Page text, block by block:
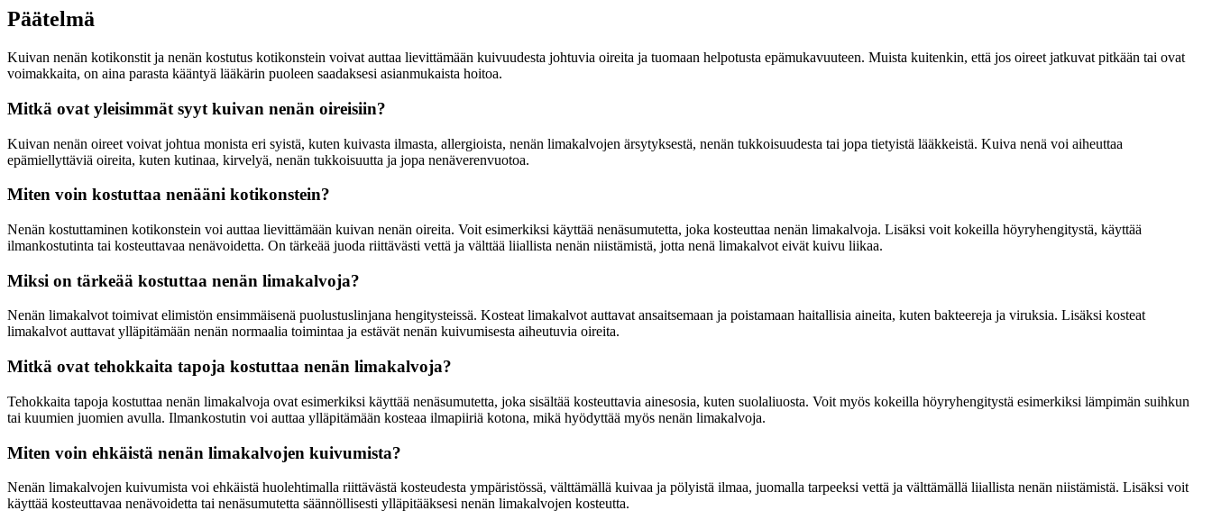
Päätelmä
Kuivan nenän kotikonstit ja nenän kostutus kotikonstein voivat auttaa lievittämään kuivuudesta johtuvia oireita ja tuomaan helpotusta epämukavuuteen. Muista kuitenkin, että jos oireet jatkuvat pitkään tai ovat
voimakkaita, on aina parasta kääntyä lääkärin puoleen saadaksesi asianmukaista hoitoa.
Mitkä ovat yleisimmät syyt kuivan nenän oireisiin?
Kuivan nenän oireet voivat johtua monista eri syistä, kuten kuivasta ilmasta, allergioista, nenän limakalvojen ärsytyksestä, nenän tukkoisuudesta tai jopa tietyistä lääkkeistä. Kuiva nenä voi aiheuttaa
epämiellyttäviä oireita, kuten kutinaa, kirvelyä, nenän tukkoisuutta ja jopa nenäverenvuotoa.
Miten voin kostuttaa nenääni kotikonstein?
Nenän kostuttaminen kotikonstein voi auttaa lievittämään kuivan nenän oireita. Voit esimerkiksi käyttää nenäsumutetta, joka kosteuttaa nenän limakalvoja. Lisäksi voit kokeilla höyryhengitystä, käyttää
ilmankostutinta tai kosteuttavaa nenävoidetta. On tärkeää juoda riittävästi vettä ja välttää liiallista nenän niistämistä, jotta nenä limakalvot eivät kuivu liikaa.
Miksi on tärkeää kostuttaa nenän limakalvoja?
Nenän limakalvot toimivat elimistön ensimmäisenä puolustuslinjana hengitysteissä. Kosteat limakalvot auttavat ansaitsemaan ja poistamaan haitallisia aineita, kuten bakteereja ja viruksia. Lisäksi kosteat
limakalvot auttavat ylläpitämään nenän normaalia toimintaa ja estävät nenän kuivumisesta aiheutuvia oireita.
Mitkä ovat tehokkaita tapoja kostuttaa nenän limakalvoja?
Tehokkaita tapoja kostuttaa nenän limakalvoja ovat esimerkiksi käyttää nenäsumutetta, joka sisältää kosteuttavia ainesosia, kuten suolaliuosta. Voit myös kokeilla höyryhengitystä esimerkiksi lämpimän suihkun
tai kuumien juomien avulla. Ilmankostutin voi auttaa ylläpitämään kosteaa ilmapiiriä kotona, mikä hyödyttää myös nenän limakalvoja.
Miten voin ehkäistä nenän limakalvojen kuivumista?
Nenän limakalvojen kuivumista voi ehkäistä huolehtimalla riittävästä kosteudesta ympäristössä, välttämällä kuivaa ja pölyistä ilmaa, juomalla tarpeeksi vettä ja välttämällä liiallista nenän niistämistä. Lisäksi voit
käyttää kosteuttavaa nenävoidetta tai nenäsumutetta säännöllisesti ylläpitääksesi nenän limakalvojen kosteutta.